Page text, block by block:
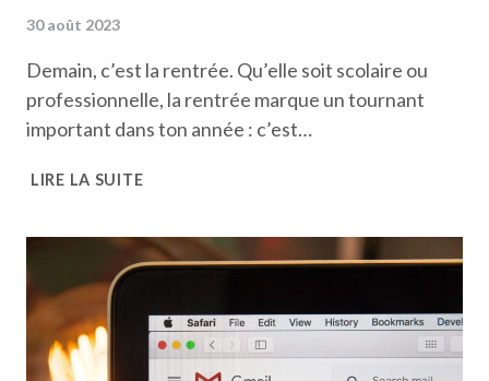
30 août 2023
Demain, c’est la rentrée. Qu’elle soit scolaire ou
professionnelle, la rentrée marque un tournant
important dans ton année : c’est…
LIRE LA SUITEMA
VEILLE
DE